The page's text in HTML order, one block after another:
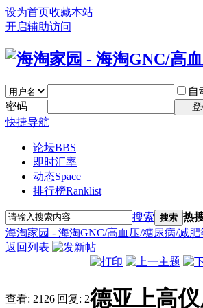
设为首页收藏本站
开启辅助访问
自
密码
登
快捷导航
论坛BBS
即时汇率
动态Space
排行榜Ranklist
搜索 搜索 热
海淘家园 - 海淘GNC/高血压/糖尿病/减肥
返回列表
查看: 2126|回复: 2德亚上高